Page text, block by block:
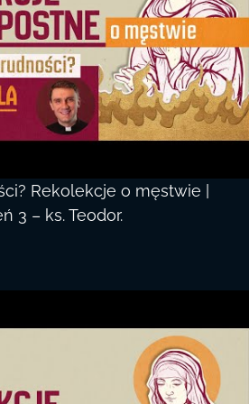
Rekolekcje o męstwie |
3 – ks. Teodor.